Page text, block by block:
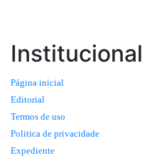
Institucional
Página inicial
Editorial
Termos de uso
Politica de privacidade
Expediente